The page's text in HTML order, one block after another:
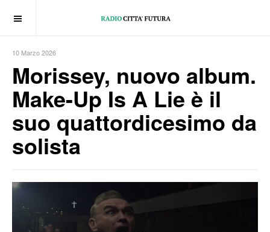
10 Marzo 2026
Morissey, nuovo album.
Make-Up Is A Lie è il
suo quattordicesimo da
solista